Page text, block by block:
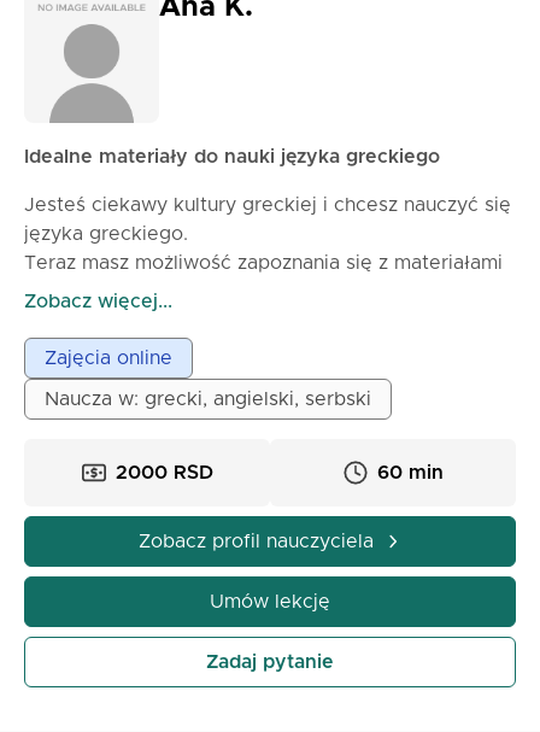
gdzie nauka jest dostępna zarówno w języku
angielskim, jak i greckim. Ostatecznie moim celem
jest rozszerzenie mojego nauczania poza granice,
czyniąc je dostępnym na całym świecie.
Ana K.
Idealne materiały do nauki języka greckiego
Jesteś ciekawy kultury greckiej i chcesz nauczyć się
języka greckiego.
Teraz masz możliwość zapoznania się z materiałami
dla początkujących.
się (A2) w języku greckim.
Materiały zawierają dwie lekcje dziennie przez
cztery tygodnie.
gramatykę i ćwiczenia do nauki nowego leksykonu.
Zobacz więcej...
Zajęcia online
Naucza w: grecki, angielski, serbski
2000 RSD 60 min
Zobacz profil nauczyciela
Umów lekcję
Zadaj pytanie